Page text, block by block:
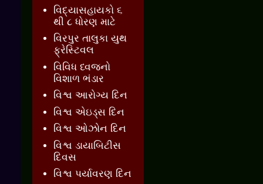
વિદ્યાસહાયકો ૬
થી ૮ ધોરણ માટે
વિરપુર તાલુકા યુથ
ફ્રેસ્ટિવલ
વિવિધ ધ્વજનો
વિશાળ ભંડાર
વિશ્વ આરોગ્ય દિન
વિશ્વ એઇડ્સ દિન
વિશ્વ ઓઝોન દિન
વિશ્વ ડાયાબિટીસ
દિવસ
વિશ્વ પર્યાવરણ દિન